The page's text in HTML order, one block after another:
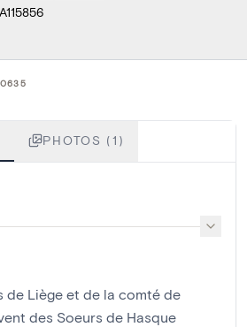
A115856
PHOTOS (1)
de Liège et de la comté de
des Soeurs de Hasque